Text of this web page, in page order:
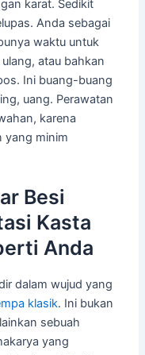
karat. Sedikit
Anda sebagai
waktu untuk
atau bahkan
Ini buang-buang
uang. Perawatan
karena
yang minim
Besi
Kasta
Anda
dalam wujud yang
klasik. Ini bukan
sebuah
yang